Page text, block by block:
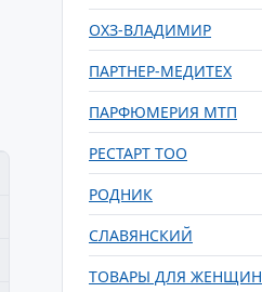
ОХЗ-ВЛАДИМИР
ПАРТНЕР-МЕДИТЕХ
ПАРФЮМЕРИЯ МТП
РЕСТАРТ ТОО
РОДНИК
СЛАВЯНСКИЙ
ТОВАРЫ ДЛЯ ЖЕНЩИН